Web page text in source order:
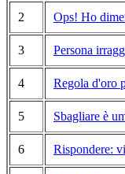
2 Ops! Ho
3 Persona
4 Regola d'oro
5 Sbagliare è
6 Rispondere: